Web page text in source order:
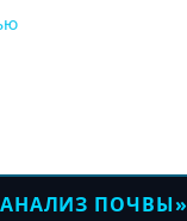
ПОЧВЫ»